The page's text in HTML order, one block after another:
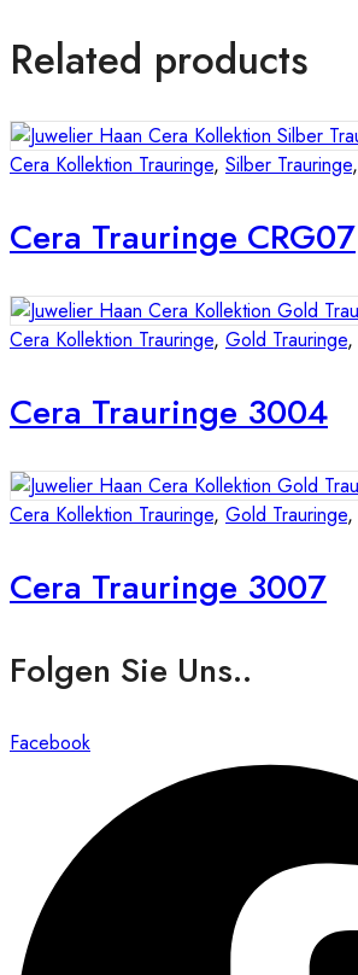
Related products
Cera Kollektion Trauringe, Silber Trauringe,
Cera Trauringe CRG07
Cera Kollektion Trauringe, Gold Trauringe,
Cera Trauringe 3004
Cera Kollektion Trauringe, Gold Trauringe,
Cera Trauringe 3007
Folgen Sie Uns..
Facebook